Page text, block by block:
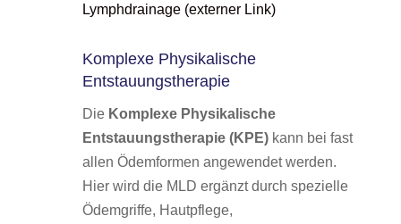
Lymphdrainage (externer Link)
Komplexe Physikalische
Entstauungstherapie
Die Komplexe Physikalische
Entstauungstherapie (KPE)kann bei fast
allen Ödemformen angewendet werden.
Hier wird die MLD ergänzt durch spezielle
Ödemgriffe, Hautpflege,